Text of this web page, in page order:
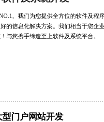
。我们为您提供全方位的软件及程
的信息化解决方案。我们相当于您企
与您携手缔造至上软件及系统平台。
型门户网站开发